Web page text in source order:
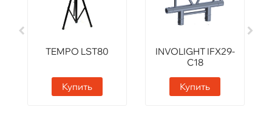
TEMPO LST80
Купить
INVOLIGHT IFX29-
C18
Купить